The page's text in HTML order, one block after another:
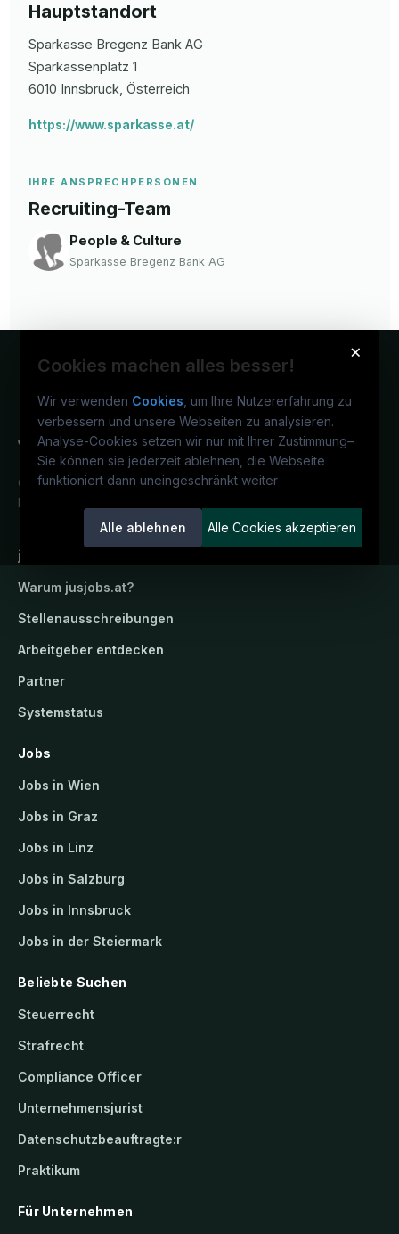
Hauptstandort
Sparkasse Bregenz Bank AG
Sparkassenplatz 1
6010 Innsbruck , Österreich
https://www.sparkasse.at/
IHRE ANSPRECHPERSONEN
Recruiting-Team
People & Culture
Sparkasse Bregenz Bank AG
×
Cookies machen alles besser!
Wir verwenden Cookies , um Ihre Nutzererfahrung zu
verbessern und unsere Webseiten zu analysieren.
Analyse-Cookies setzen wir nur mit Ihrer Zustimmung–
Sie können sie jederzeit ablehnen, die Webseite
funktioniert dann uneingeschränkt weiter
Alle ablehnen Alle Cookies akzeptieren
Österreichs juristisches Karriereportal.
Ein Service der candidatis GmbH.
jusjobs.at
Warum jusjobs.at?
Stellenausschreibungen
Arbeitgeber entdecken
Partner
Systemstatus
Jobs
Jobs in Wien
Jobs in Graz
Jobs in Linz
Jobs in Salzburg
Jobs in Innsbruck
Jobs in der Steiermark
Beliebte Suchen
Steuerrecht
Strafrecht
Compliance Officer
Unternehmensjurist
Datenschutzbeauftragte:r
Praktikum
Für Unternehmen